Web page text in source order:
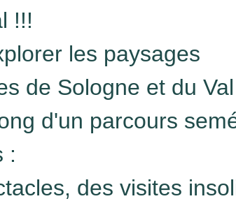
!!!
les paysages
de Sologne et du
d'un parcours
:
des visites